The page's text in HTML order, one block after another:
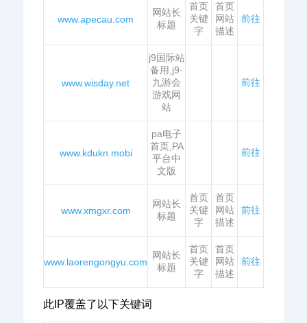
www.apecau.com
网站长
标题
首页
关键
字
首页
网站
描述
前往
www.wisday.net
j9国际站
备用,j9·
九游会
游戏网
站
前往
www.kdukn.mobi
pa电子
首页,PA
平台中
文版
前往
www.xmgxr.com
网站长
标题
首页
关键
字
首页
网站
描述
前往
www.laorengongyu.com
网站长
标题
首页
关键
字
首页
网站
描述
前往
此IP覆盖了以下关键词